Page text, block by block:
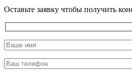
многофункциональный,
светодиодный,
тракторы,
прицеп
Оставьте заявку чтобы получить